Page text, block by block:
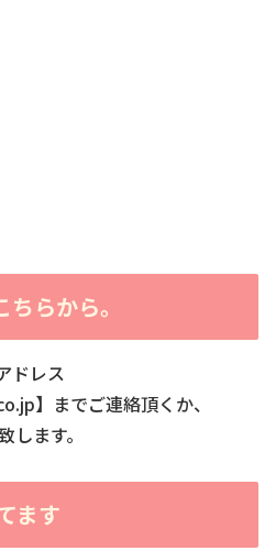
らから。
ドレス
】までご連絡頂くか、
ます。
ます